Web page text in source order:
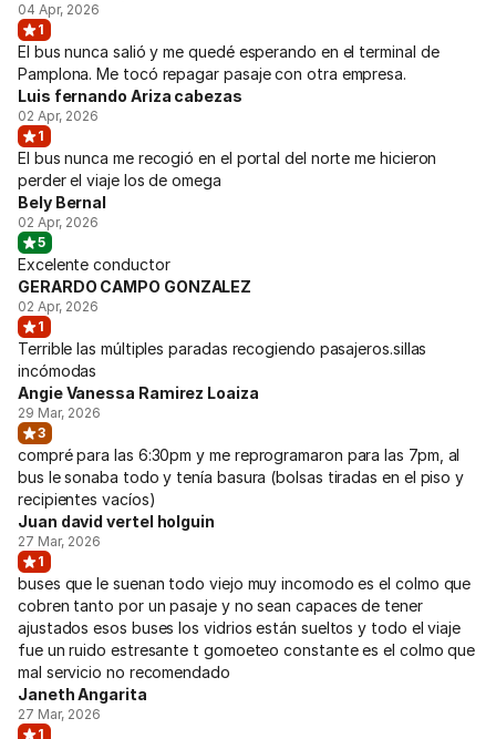
04 Apr, 2026
1
El bus nunca salió y me quedé esperando en el terminal de
Pamplona. Me tocó repagar pasaje con otra empresa.
Luis fernando Ariza cabezas
02 Apr, 2026
1
El bus nunca me recogió en el portal del norte me hicieron
perder el viaje los de omega
Bely Bernal
02 Apr, 2026
5
Excelente conductor
GERARDO CAMPO GONZALEZ
02 Apr, 2026
1
Terrible las múltiples paradas recogiendo pasajeros.sillas
incómodas
Angie Vanessa Ramirez Loaiza
29 Mar, 2026
3
compré para las 6:30pm y me reprogramaron para las 7pm, al
bus le sonaba todo y tenía basura (bolsas tiradas en el piso y
recipientes vacíos)
Juan david vertel holguin
27 Mar, 2026
1
buses que le suenan todo viejo muy incomodo es el colmo que
cobren tanto por un pasaje y no sean capaces de tener
ajustados esos buses los vidrios están sueltos y todo el viaje
fue un ruido estresante t gomoeteo constante es el colmo que
mal servicio no recomendado
Janeth Angarita
27 Mar, 2026
1